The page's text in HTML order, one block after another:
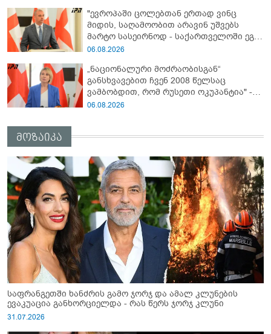
გათიშვაზე
"ევროპაში ცოლებთან ერთად ვინც
მიდის, საღამოობით არავინ უშვებს
მარტო სასეირნოდ - საქართველოში ეგ
პრობლემა არ არის!" - ლევან
06.08.2026
„ნაციონალური მოძრაობისგან“
განსხვავებით ჩვენ 2008 წელსაც
ვამბობდით, რომ რუსეთი ოკუპანტია" -
ნინო წილოსანი
06.08.2026
მოზაიკა
საფრანგეთში ხანძრის გამო ჯორჯ და ამალ კლუნების
ევაკუაცია განხორციელდა - რას წერს ჯორჯ კლუნი
31.07.2026